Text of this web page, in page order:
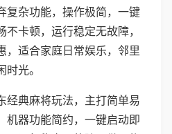
复杂功能，操作极简，一键
卡顿，运行稳定无故障，
，适合家庭日常娱乐，邻里
光。
经典麻将玩法，主打简单易
机器功能简约，一键启动即